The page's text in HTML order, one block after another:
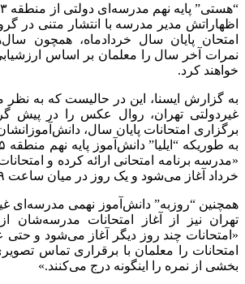
اظهاراتش مدیر مدرسه با انتشار متنی در
امتحان پایان سال خردادماه، همچون
نمرات آخر سال را معلمان بر اساس
خواهند کرد.
به گزارش ایسنا، این در حالیست که به
غیردولتی تهران، روال عکس را در پیش
برگزاری امتحانات پایان سال،
خرداد آغاز می‌شود و یک روز در میان ساعت ۹ امتحان داریم.»
همچنین “روزبه” دانش‌آموز نهمی مدرسه‌ای
تهران نیز از آغاز امتحانات مدرسه‌شان
«امتحانات چند روز دیگر آغاز می‌شود و
امتحانات را معلمان با برقراری تماس
بخشی از نمره را اینگونه درج می‌کنند.»